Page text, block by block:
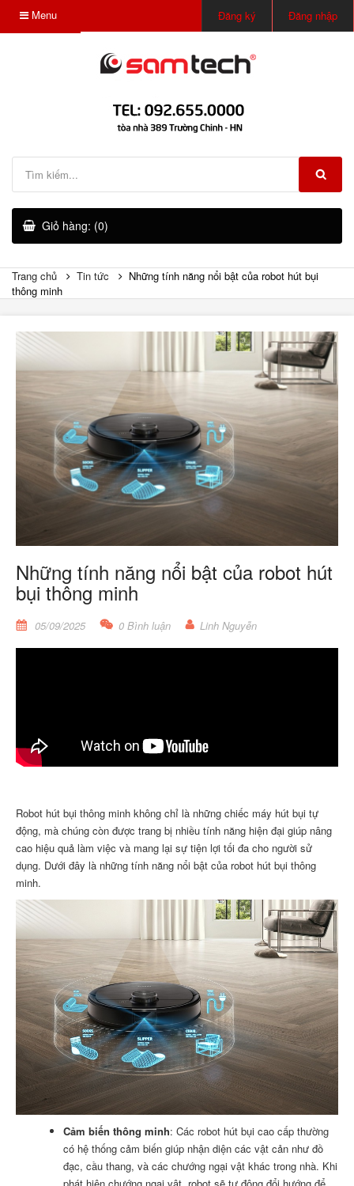
Menu Đăng ký Đăng nhập
Giỏ hàng: (0)
Trang chủ Tin tức
Những tính năng nổi bật của robot hút bụi
thông minh
Những tính năng nổi bật của robot hút
bụi thông minh
05/09/2025 0 Bình luận Linh Nguyễn
Robot hút bụi thông minh không chỉ là những chiếc máy hút bụi tự
động, mà chúng còn được trang bị nhiều tính năng hiện đại giúp nâng
cao hiệu quả làm việc và mang lại sự tiện lợi tối đa cho người sử
dụng. Dưới đây là những tính năng nổi bật của robot hút bụi thông
minh.
Cảm biến thông minh: Các robot hút bụi cao cấp thường
có hệ thống cảm biến giúp nhận diện các vật cản như đồ
đạc, cầu thang, và các chướng ngại vật khác trong nhà. Khi